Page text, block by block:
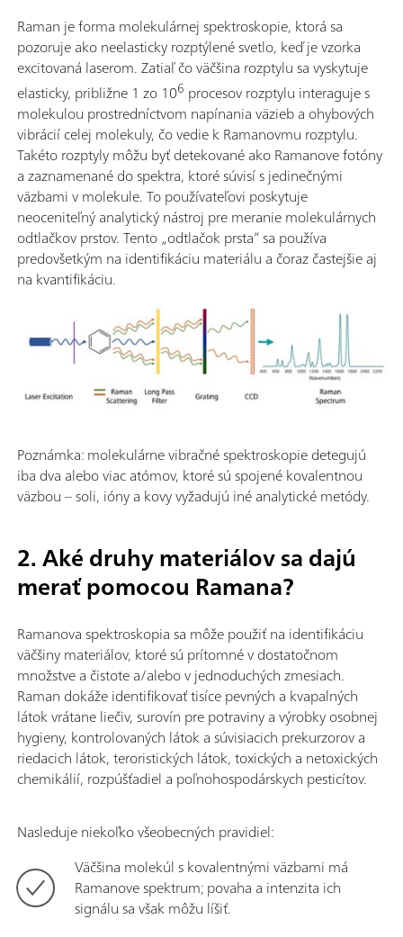
Raman je forma molekulárnej spektroskopie, ktorá sa
pozoruje ako neelasticky rozptýlené svetlo, keď je vzorka
excitovaná laserom. Zatiaľ čo väčšina rozptylu sa vyskytuje
elasticky, približne 1 zo 106 procesov rozptylu interaguje s
molekulou prostredníctvom napínania väzieb a ohybových
vibrácií celej molekuly, čo vedie k Ramanovmu rozptylu.
Takéto rozptyly môžu byť detekované ako Ramanove fotóny
a zaznamenané do spektra, ktoré súvisí s jedinečnými
väzbami v molekule. To používateľovi poskytuje
neoceniteľný analytický nástroj pre meranie molekulárnych
odtlačkov prstov. Tento „odtlačok prsta“ sa používa
predovšetkým na identifikáciu materiálu a čoraz častejšie aj
na kvantifikáciu.
Poznámka: molekulárne vibračné spektroskopie detegujú
iba dva alebo viac atómov, ktoré sú spojené kovalentnou
väzbou – soli, ióny a kovy vyžadujú iné analytické metódy.
2. Aké druhy materiálov sa dajú
merať pomocou Ramana?
Ramanova spektroskopia sa môže použiť na identifikáciu
väčšiny materiálov, ktoré sú prítomné v dostatočnom
množstve a čistote a/alebo v jednoduchých zmesiach.
Raman dokáže identifikovať tisíce pevných a kvapalných
látok vrátane liečiv, surovín pre potraviny a výrobky osobnej
hygieny, kontrolovaných látok a súvisiacich prekurzorov a
riedacich látok, teroristických látok, toxických a netoxických
chemikálií, rozpúšťadiel a poľnohospodárskych pesticítov.
Nasleduje niekoľko všeobecných pravidiel:
Väčšina molekúl s kovalentnými väzbami má
Ramanove spektrum; povaha a intenzita ich
signálu sa však môžu líšiť.